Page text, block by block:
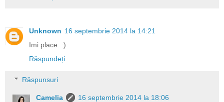
Unknown 16 septembrie 2014 la 14:21
Imi place. :)
Răspundeți
Răspunsuri
Camelia
16 septembrie 2014 la 18:06